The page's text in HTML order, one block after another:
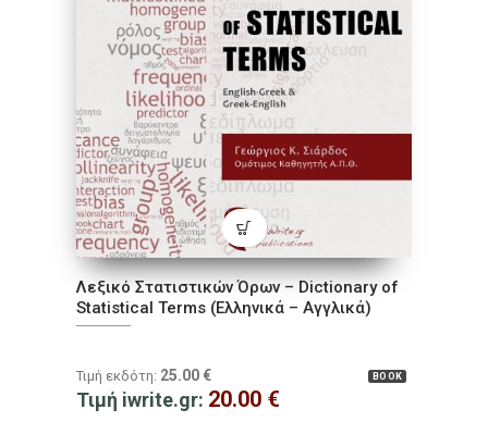
Λεξικό Στατιστικών Όρων – Dictionary of
Statistical Terms (Ελληνικά – Αγγλικά)
BOOK
Τιμή εκδότη: 25.00 €
Τιμή iwrite.gr: 20.00 €